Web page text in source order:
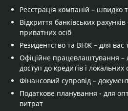
Реєстрація компаній – швидко
Відкриття банківських
приватних осіб
Резидентство та ВНЖ – для вас
Офіційне працевлаштування –
доступ до кредитів і локальних
Фінансовий супровід –
Податкове планування - для
витрат